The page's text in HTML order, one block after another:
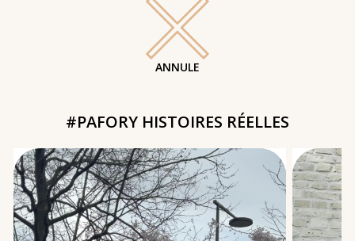
ANNULE
#PAFORY HISTOIRES RÉELLES